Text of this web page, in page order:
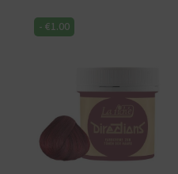
88ml
aantal
-€1.00